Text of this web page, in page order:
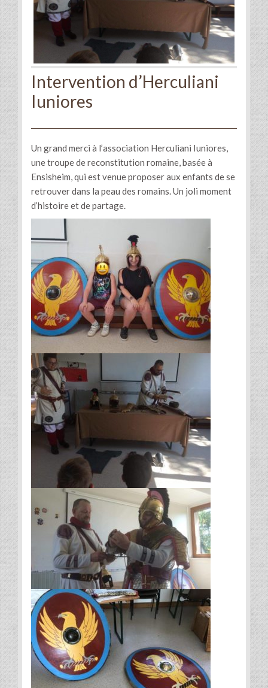
Intervention d’Herculiani
Iuniores
Un grand merci à l’association Herculiani Iuniores,
une troupe de reconstitution romaine, basée à
Ensisheim, qui est venue proposer aux enfants de se
retrouver dans la peau des romains. Un joli moment
d’histoire et de partage.